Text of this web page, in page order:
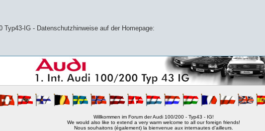
Typ43-IG - Datenschutzhinweise auf der Homepage:
Willkommen im Forum der Audi 100/200 - Typ43 - IG!
We would also like to extend a very warm welcome to all our foreign friends!
Nous souhaitons (également) la bienvenue aux internautes d'ailleurs.